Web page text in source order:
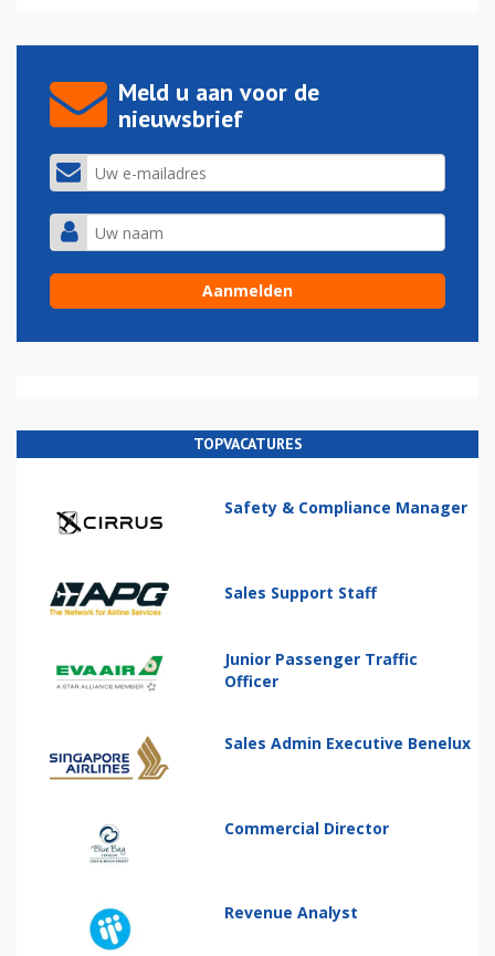
Meld u aan voor de
nieuwsbrief
TOPVACATURES
Safety & Compliance Manager
Sales Support Staff
Junior Passenger Traffic
Officer
Sales Admin Executive Benelux
Commercial Director
Revenue Analyst